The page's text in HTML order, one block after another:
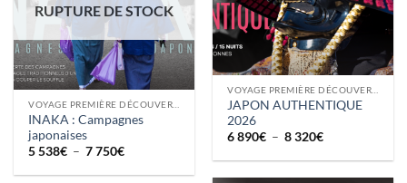
JAPON AUTHENTIQUE
2026
6 890€ – 8 320€Plage
prix :
RUPTURE DE STOCK
INAKA : Campagnes
japonaises
5 538€ – 7 750€Plage
prix :